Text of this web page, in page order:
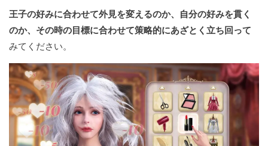
王子の好みに合わせて外見を変えるのか、自分の好みを貫く
のか、その時の目標に合わせて策略的にあざとく立ち回って
みてください。